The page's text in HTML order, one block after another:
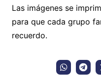
Las imágenes se
para que cada grupo
recuerdo.